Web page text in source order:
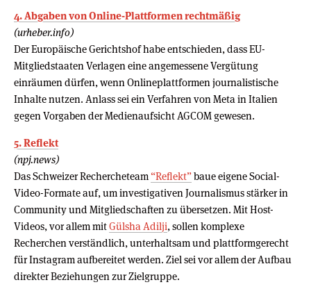
4. Abgaben von Online-Plattformen rechtmäßig
(urheber.info)
Der Europäische Gerichtshof habe entschieden, dass EU-
Mitgliedstaaten Verlagen eine angemessene Vergütung
einräumen dürfen, wenn Onlineplattformen journalistische
Inhalte nutzen. Anlass sei ein Verfahren von Meta in Italien
gegen Vorgaben der Medienaufsicht AGCOM gewesen.
5. Reflekt
(npj.news)
Das Schweizer Rechercheteam “Reflekt”baue eigene Social-
Video-Formate auf, um investigativen Journalismus stärker in
Community und Mitgliedschaften zu übersetzen. Mit Host-
Videos, vor allem mitGülsha Adilji, sollen komplexe
Recherchen verständlich, unterhaltsam und plattformgerecht
für Instagram aufbereitet werden. Ziel sei vor allem der Aufbau
direkter Beziehungen zur Zielgruppe.